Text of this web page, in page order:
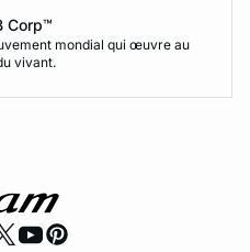
Corp™
mondial qui œuvre au
vivant.